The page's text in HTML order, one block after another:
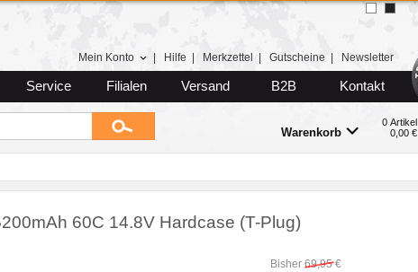
Mein Konto Hilfe Merkzettel Gutscheine Newsletter
Service Filialen Versand B2B Kontakt
Warenkorb
0 Artikel
0,00 €
60C 14.8V Hardcase (T-Plug)
Bisher 69,95€